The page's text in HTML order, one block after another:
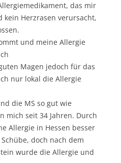
das mir
kein Herzrasen verursacht,
und meine Allergie
Magen jedoch für das
nur lokal die Allergie
die MS so gut wie
mich seit 34 Jahren. Durch
Allergie in Hessen besser
doch nach dem
wurde die Allergie und